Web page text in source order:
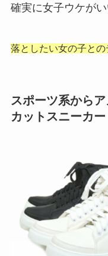
確実に女子ウケがい
落としたい女の子との
スポーツ系から
カットスニーカー